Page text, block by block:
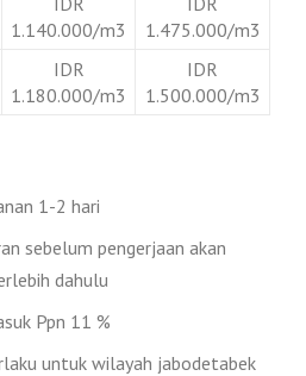
1.140.000/m3
1.475.000/m3
IDR
1.180.000/m3
IDR
1.500.000/m3
1-2 hari
sebelum pengerjaan akan
dahulu
Ppn 11 %
untuk wilayah jabodetabek